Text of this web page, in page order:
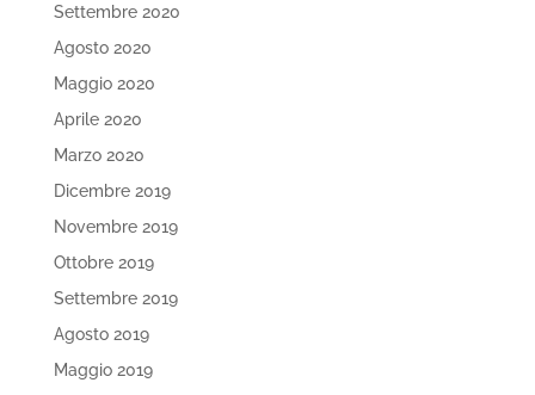
Settembre 2020
Agosto 2020
Maggio 2020
Aprile 2020
Marzo 2020
Dicembre 2019
Novembre 2019
Ottobre 2019
Settembre 2019
Agosto 2019
Maggio 2019